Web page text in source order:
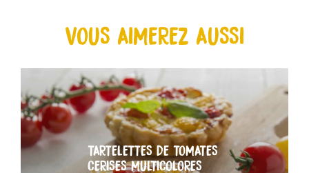
VOUS AIMEREZ AUSSI
TARTELETTES DE TOMATES
CERISES MULTICOLORES